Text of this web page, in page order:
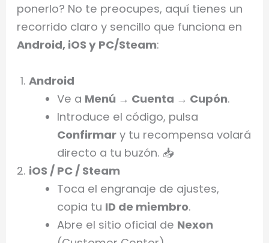
ponerlo? No te preocupes, aquí tienes un
recorrido claro y sencillo que funciona en
Android, iOS y PC/Steam:
Android
Ve a Menú → Cuenta → Cupón.
Introduce el código, pulsa
Confirmar y tu recompensa volará
directo a tu buzón. 📥
iOS / PC / Steam
Toca el engranaje de ajustes,
copia tu ID de miembro.
Abre el sitio oficial de Nexon